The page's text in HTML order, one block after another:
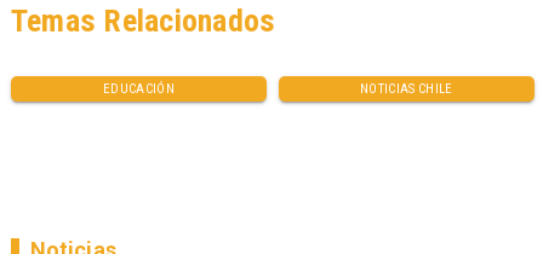
EDUCACIÓN NOTICIAS CHILE
Temas Relacionados